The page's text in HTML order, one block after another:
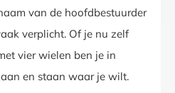
van de hoofdbestuurder
verplicht. Of je nu zelf
vier wielen ben je in
en staan waar je wilt.